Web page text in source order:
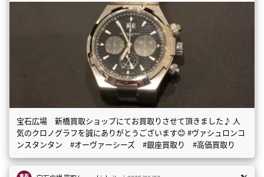
宝石広場 新橋買取ショップにてお買取りさせて頂きました♪ 人
気のクロノグラフを誠にありがとうございます😊 #ヴァシュロンコ
ンスタンタン #オーヴァーシーズ #銀座買取り #高価買取り